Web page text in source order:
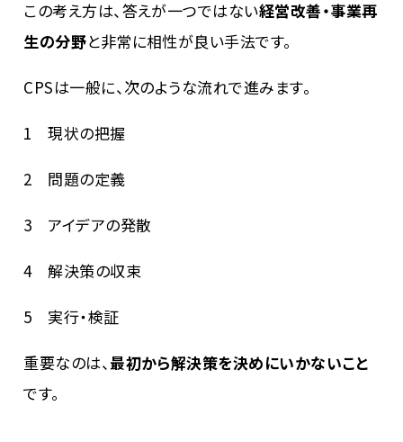
この考え方は、答えが一つではない経営改善・事業再
生の分野と非常に相性が良い手法です。
CPSは一般に、次のような流れで進みます。
1 現状の把握
2 問題の定義
3 アイデアの発散
4 解決策の収束
5 実行・検証
重要なのは、最初から解決策を決めにいかないこと
です。